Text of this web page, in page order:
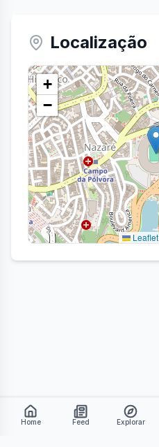
Localização
+
−
Leaflet
Home Feed Explorar